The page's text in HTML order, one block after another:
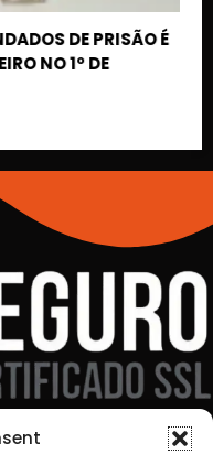
a Destaque Cuiabá
soluções digitais